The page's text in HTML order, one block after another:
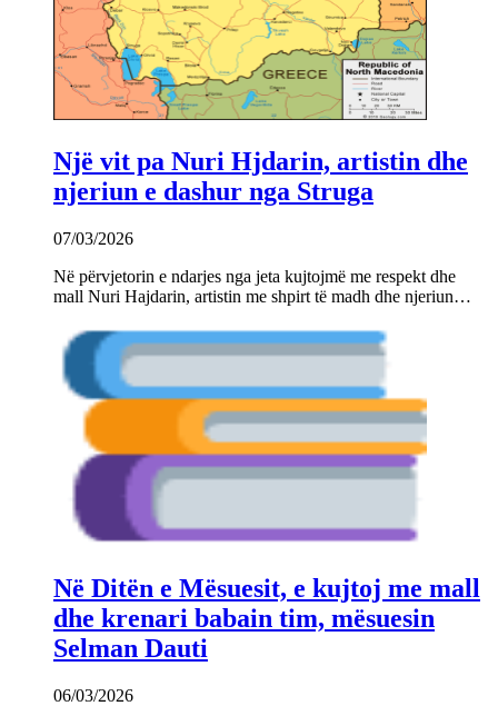
Një vit pa Nuri Hjdarin, artistin dhe
njeriun e dashur nga Struga
07/03/2026
Në përvjetorin e ndarjes nga jeta kujtojmë me respekt dhe
mall Nuri Hajdarin, artistin me shpirt të madh dhe njeriun…
Në Ditën e Mësuesit, e kujtoj me mall
dhe krenari babain tim, mësuesin
Selman Dauti
06/03/2026